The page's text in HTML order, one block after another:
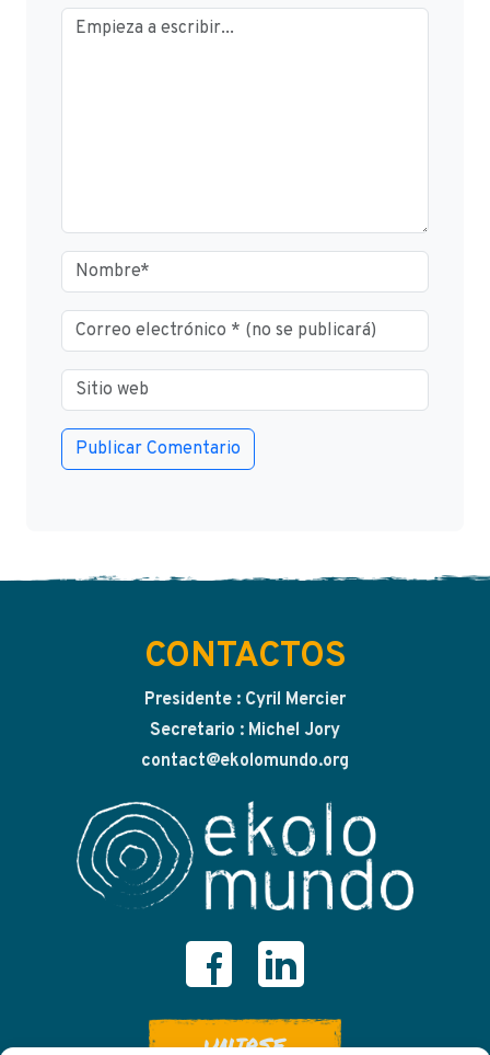
CONTACTOS
Presidente : Cyril Mercier
Secretario : Michel Jory
contact@ekolomundo.org
UNIRSE